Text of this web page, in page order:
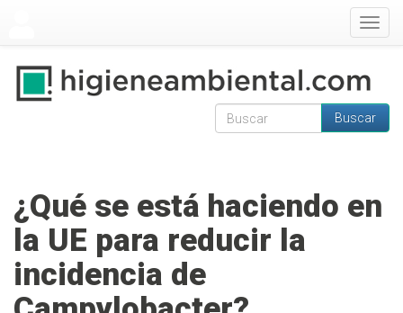
Formulario de
Buscar
¿Qué se está haciendo en
la UE para reducir la
incidencia de